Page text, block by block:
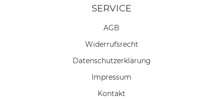
SERVICE
AGB
Widerrufs­recht
Daten­schutz­erklärung
Impressum
Kontakt